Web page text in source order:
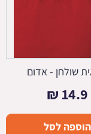
שולחן - אדום
14.9
₪
הוספה לסל